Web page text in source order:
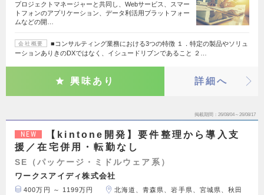
プロジェクトマネージャーと共同し、Webサービス、スマー
トフォンのアプリケーション、データ利活用プラットフォー
ムなどの開…
会社概要
■コンサルティング業務における3つの特徴 １．特定の製品やソリュ
ーションありきのDXではなく、イシュードリブンであること ２…
興味あり 詳細へ
掲載期間 26/08/04～26/08/17
NEW
【kintone開発】要件整理から導入支
援／在宅併用・転勤なし
SE（パッケージ・ミドルウェア系）
ワークスアイディ株式会社
400万円 ～ 1199万円
北海道、青森県、岩手県、宮城県、秋田